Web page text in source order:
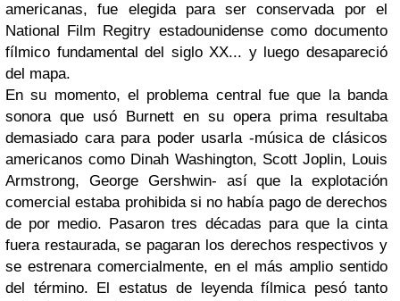
americanas, fue elegida para ser conservada por el
National Film Regitry estadounidense como documento
fílmico fundamental del siglo XX... y luego desapareció
del mapa.
En su momento, el problema central fue que la banda
sonora que usó Burnett en su opera prima resultaba
demasiado cara para poder usarla -música de clásicos
americanos como Dinah Washington, Scott Joplin, Louis
Armstrong, George Gershwin- así que la explotación
comercial estaba prohibida si no había pago de derechos
de por medio. Pasaron tres décadas para que la cinta
fuera restaurada, se pagaran los derechos respectivos y
se estrenara comercialmente, en el más amplio sentido
del término. El estatus de leyenda fílmica pesó tanto